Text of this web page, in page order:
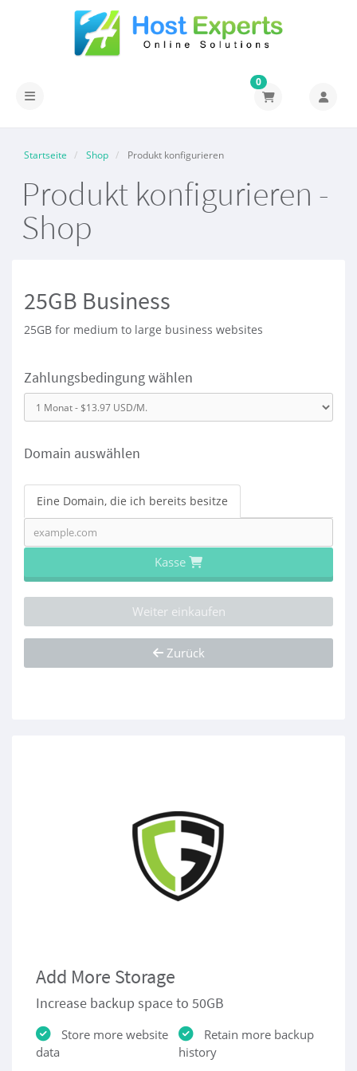
Navigation ein-/ausblenden
0
Startseite Shop Produkt konfigurieren
Produkt konfigurieren -
Shop
25GB Business
25GB for medium to large business websites
Zahlungsbedingung wählen
Domain auswählen
Eine Domain, die ich bereits besitze
Kasse
Weiter einkaufen
Zurück
Add More Storage
Increase backup space to 50GB
Store more website
data
Retain more backup
history